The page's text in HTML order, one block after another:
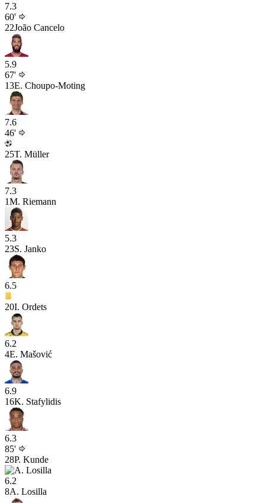
7.3
60'
22João Cancelo
5.9
67'
13E. Choupo-Moting
7.6
46'
25T. Müller
7.3
1M. Riemann
5.3
23S. Janko
6.5
20I. Ordets
6.2
4E. Mašović
6.9
16K. Stafylidis
6.3
85'
28P. Kunde
6.2
8A. Losilla